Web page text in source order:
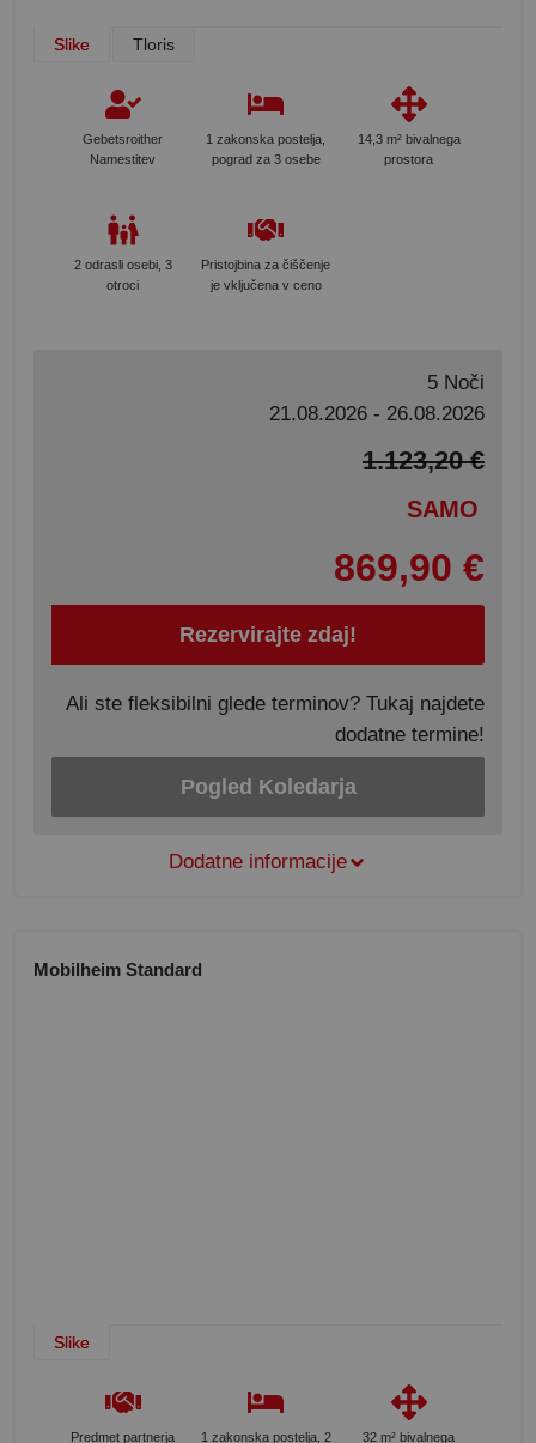
Slike Tloris
Gebetsroither
Namestitev
1 zakonska postelja,
pograd za 3 osebe
14,3 m² bivalnega
prostora
2 odrasli osebi, 3
otroci
Pristojbina za čiščenje
je vključena v ceno
5 Noči
21.08.2026 - 26.08.2026
1.123,20 €
SAMO
869,90 €
Rezervirajte zdaj!
Ali ste fleksibilni glede terminov? Tukaj najdete
dodatne termine!
Pogled Koledarja
Dodatne informacije
Mobilheim Standard
Slike
Predmet partnerja
1 zakonska postelja, 2
32 m² bivalnega